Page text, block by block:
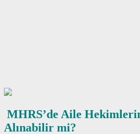
MHRS’de Aile
Alınabilir mi?